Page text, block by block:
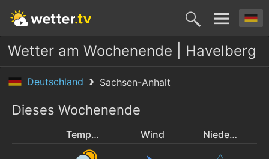
Wetter am Wochenende | Havelberg
Deutschland Sachsen-Anhalt
Dieses Wochenende
Temperatur Wind Niederschlag